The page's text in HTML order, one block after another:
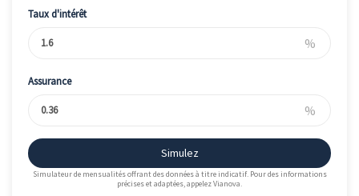
Taux d'intérêt
%
Assurance
%
Simulez
Simulateur de mensualités offrant des données à titre indicatif. Pour des informations
précises et adaptées, appelez Vianova.